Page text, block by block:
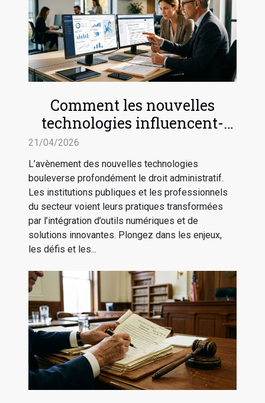
Comment les nouvelles
technologies influencent-
elles le droit administratif ?
21/04/2026
L’avènement des nouvelles technologies
bouleverse profondément le droit administratif.
Les institutions publiques et les professionnels
du secteur voient leurs pratiques transformées
par l’intégration d’outils numériques et de
solutions innovantes. Plongez dans les enjeux,
les défis et les...